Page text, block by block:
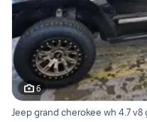
6
Jeep grand cherokee wh 4.7 v8